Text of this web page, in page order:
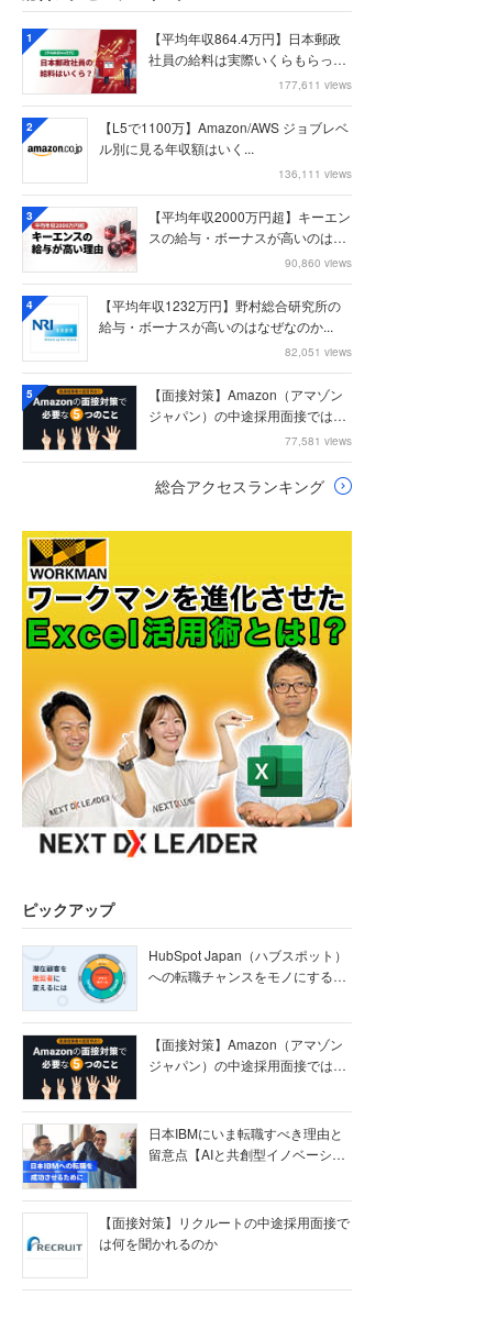
1
【平均年収864.4万円】日本郵政
社員の給料は実際いくらもらって
177,611 views
2
【L5で1100万】Amazon/AWS ジョブレベ
ル別に見る年収額はいく...
136,111 views
3
【平均年収2000万円超】キーエン
スの給与・ボーナスが高いのはな
90,860 views
4
【平均年収1232万円】野村総合研究所の
給与・ボーナスが高いのはなぜなのか...
82,051 views
5
【面接対策】Amazon（アマゾン
ジャパン）の中途採用面接では何
77,581 views
総合アクセスランキング
ピックアップ
HubSpot Japan（ハブスポット）
への転職チャンスをモノにする
【面接対策】Amazon（アマゾン
ジャパン）の中途採用面接では何
日本IBMにいま転職すべき理由と
留意点【AIと共創型イノベーショ
【面接対策】リクルートの中途採用面接で
は何を聞かれるのか